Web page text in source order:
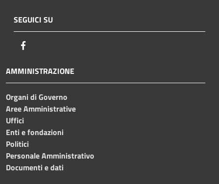
SEGUICI SU
AMMINISTRAZIONE
Organi di Governo
Aree Amministrative
Uffici
Enti e fondazioni
Politici
Personale Amministrativo
Documenti e dati